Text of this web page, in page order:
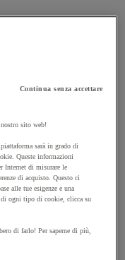
varie
Continua senza accettare
sito web!
sarà in grado di
Queste informazioni
Internet di misurare le
di acquisto. Questo ci
alle tue esigenze e una
ogni tipo di cookie, clicca su
di farlo! Per saperne di più,